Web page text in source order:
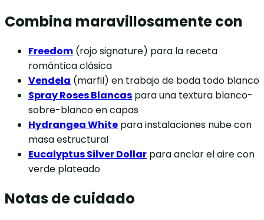
Combina maravillosamente con
Freedom (rojo signature) para la receta
romántica clásica
Vendela (marfil) en trabajo de boda todo blanco
Spray Roses Blancas para una textura blanco-
sobre-blanco en capas
Hydrangea White para instalaciones nube con
masa estructural
Eucalyptus Silver Dollar para anclar el aire con
verde plateado
Notas de cuidado